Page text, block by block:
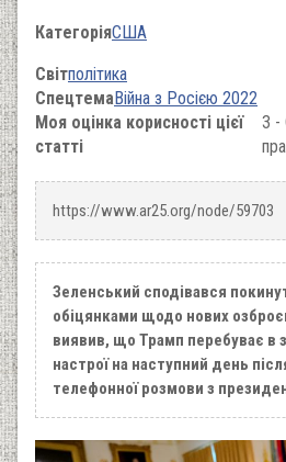
КатегоріяСША
Світполітика
СпецтемаВійна з Росією 2022
Моя оцінка корисності цієї
статті
3 -
https://www.ar25.org/node/59703
Зеленський сподівався
обіцянками щодо нових
виявив, що Трамп перебуває в
настрої на наступний день
телефонної розмови з